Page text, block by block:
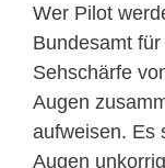
Wer Pilot
Bundesamt
Sehschärfe
Augen
aufweisen. Es
Augen